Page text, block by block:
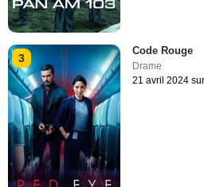
3
Code Rouge
Drame
21 avril 2024